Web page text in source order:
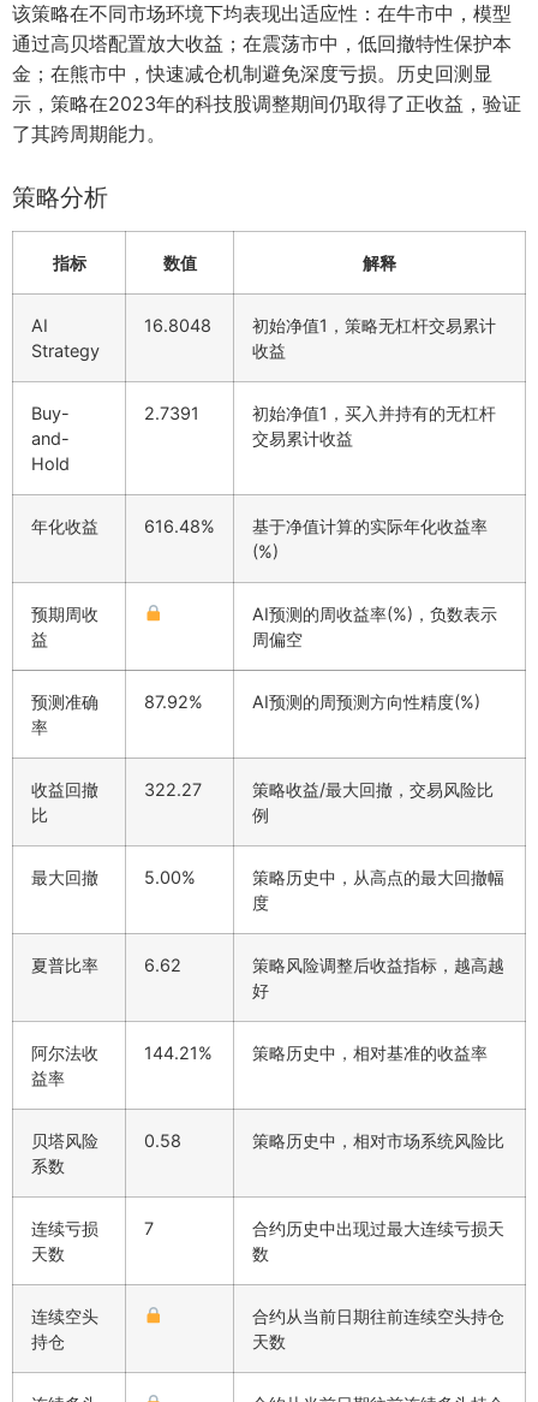
该策略在不同市场环境下均表现出适应性：在牛市中，模型
通过高贝塔配置放大收益；在震荡市中，低回撤特性保护本
金；在熊市中，快速减仓机制避免深度亏损。历史回测显
示，策略在2023年的科技股调整期间仍取得了正收益，验证
了其跨周期能力。
策略分析
指标 数值 解释
AI
Strategy
16.8048
初始净值1，策略无杠杆交易累计
收益
Buy-
and-
Hold
2.7391
初始净值1，买入并持有的无杠杆
交易累计收益
年化收益 616.48%
基于净值计算的实际年化收益率
(%)
预期周收
益
AI预测的周收益率(%)，负数表示
周偏空
预测准确
率
87.92% AI预测的周预测方向性精度(%)
收益回撤
比
322.27
策略收益/最大回撤，交易风险比
例
最大回撤 5.00%
策略历史中，从高点的最大回撤幅
度
夏普比率 6.62
策略风险调整后收益指标，越高越
好
阿尔法收
益率
144.21% 策略历史中，相对基准的收益率
贝塔风险
系数
0.58 策略历史中，相对市场系统风险比
连续亏损
天数
7
合约历史中出现过最大连续亏损天
数
连续空头
持仓
合约从当前日期往前连续空头持仓
天数